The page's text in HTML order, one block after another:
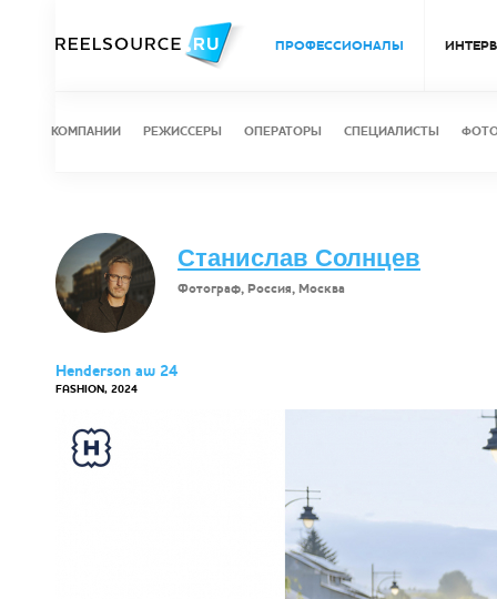
ПРОФЕССИОНАЛЫ
КОМПАНИИ РЕЖИССЕРЫ ОПЕРАТОРЫ СПЕЦИАЛИСТЫ
Станислав Солнцев
Фотограф, Россия, Москва
Henderson aw 24
FASHION, 2024